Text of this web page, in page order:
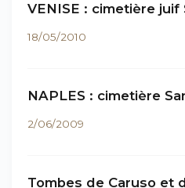
VENISE : cimetière juif
18/05/2010
NAPLES : cimetière
2/06/2009
Tombes de Caruso et